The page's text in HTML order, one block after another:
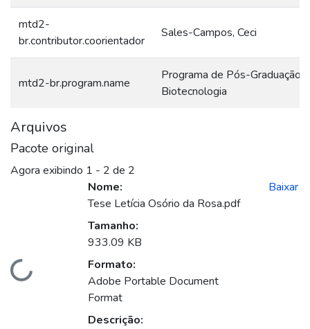
mtd2-
br.contributor.coorientador
Sales-Campos, Ceci
mtd2-br.program.name
Programa de Pós-Graduação
Biotecnologia
Arquivos
Pacote original
Agora exibindo 1 - 2 de 2
Carregando...
Nome:
Tese Letícia Osório da Rosa.pdf
Tamanho:
933.09 KB
Formato:
Adobe Portable Document
Format
Descrição:
Baixar